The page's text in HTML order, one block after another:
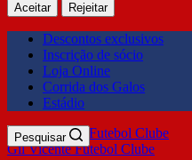
Aceitar Rejeitar
Descontos exclusivos
Inscrição de sócio
Loja Online
Corrida dos Galos
Estádio
Gil Vicente Futebol Clube
Pesquisar